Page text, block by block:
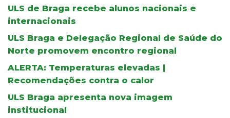
ULS de Braga recebe alunos nacionais e
internacionais
ULS Braga e Delegação Regional de Saúde do
Norte promovem encontro regional
ALERTA: Temperaturas elevadas |
Recomendações contra o calor
ULS Braga apresenta nova imagem
institucional